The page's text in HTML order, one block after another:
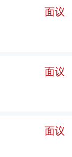
、国家卫计委
省基层医疗
实力快速提
门诊近4000余
科、普外科、
区域内具有
面议
面议
面议